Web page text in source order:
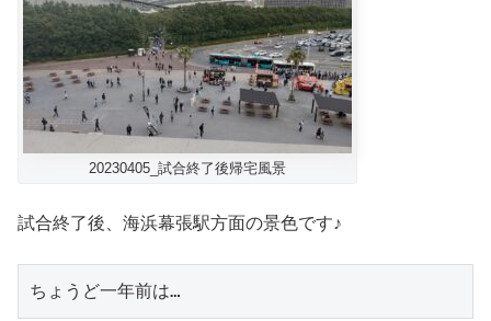
20230405_試合終了後帰宅風景
試合終了後、海浜幕張駅方面の景色です♪
ちょうど一年前は…